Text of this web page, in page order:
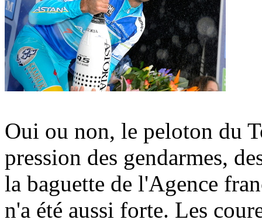
Oui ou non, le peloton du
pression des gendarmes,
la baguette de l'Agence
n'a été aussi forte. Les